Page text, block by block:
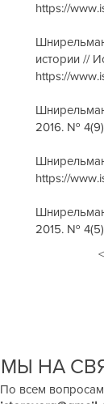
https://
истории //
https://
2016. № 4(9).
https://
2015. №
МЫ НА
По всем